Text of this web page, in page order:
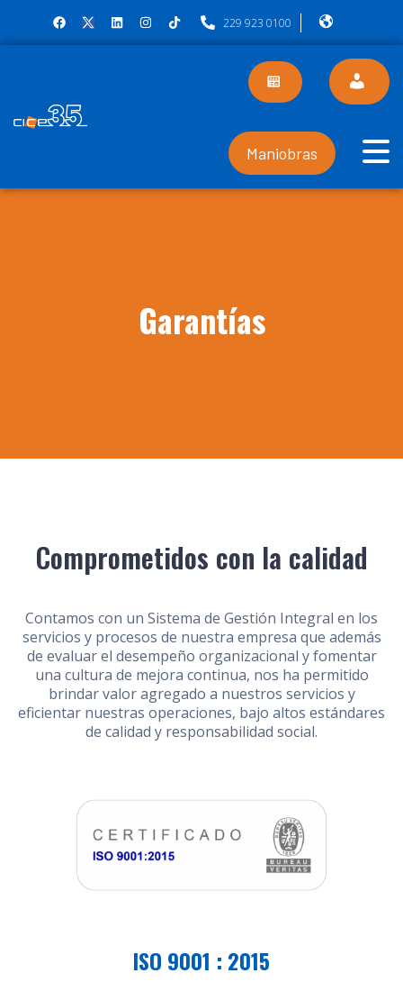
229 923 0100
Maniobras
Garantías
Comprometidos con la calidad
Contamos con un Sistema de Gestión Integral en los
servicios y procesos de nuestra empresa que además
de evaluar el desempeño organizacional y fomentar
una cultura de mejora continua, nos ha permitido
brindar valor agregado a nuestros servicios y
eficientar nuestras operaciones, bajo altos estándares
de calidad y responsabilidad social.
ISO 9001 : 2015